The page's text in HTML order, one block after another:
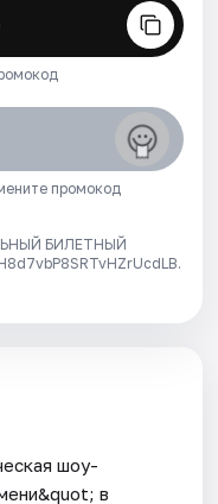
промокод
БИЛЕТНЫЙ
шоу-
в